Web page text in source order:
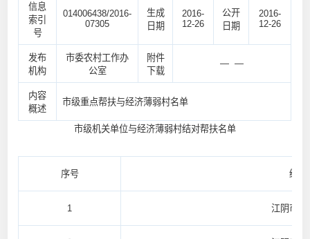
信息
索引
号
014006438/2016-
07305
生成
日期
2016-
12-26
公开
日期
2016-
12-26
发布
机构
市委农村工作办
公室
附件
下载
— —
内容
概述
市级重点帮扶与经济薄弱村名单
市级机关单位与经济薄弱村结对帮扶名单
序号 结对
1 江阴市青